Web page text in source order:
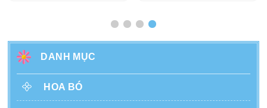
DANH MỤC
HOA BÓ